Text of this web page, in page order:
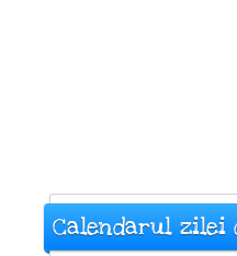
Calendarul zilei